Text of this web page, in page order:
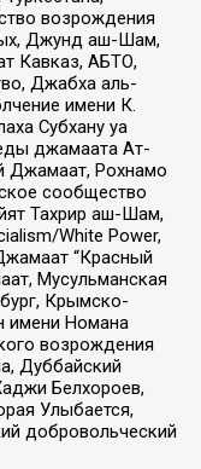
возрождения
Джунд аш-Шам,
Кавказ, АБТО,
Джабха аль-
имени К.
Субхану уа
джамаата Ат-
Джамаат, Рохнамо
сообщество
Тахрир аш-Шам,
White Power,
“Красный
Мусульманская
Крымско-
имени Номана
возрождения
Дуббайский
Белхороев,
Улыбается,
добровольческий